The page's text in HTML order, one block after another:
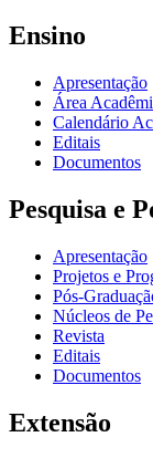
Ensino
Apresentação
Área
Calendário
Editais
Documentos
Pesquisa e
Apresentação
Projetos e
Pós-
Núcleos de
Revista
Editais
Documentos
Extensão